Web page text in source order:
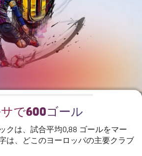
で600ゴール
クは、試合平均0,88 ゴールをマー
は、どこのヨーロッパの主要クラブ